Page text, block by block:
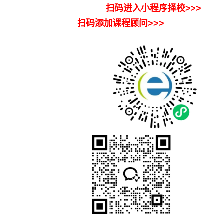
扫码进入小程序择校>>>
扫码添加课程顾问>>>